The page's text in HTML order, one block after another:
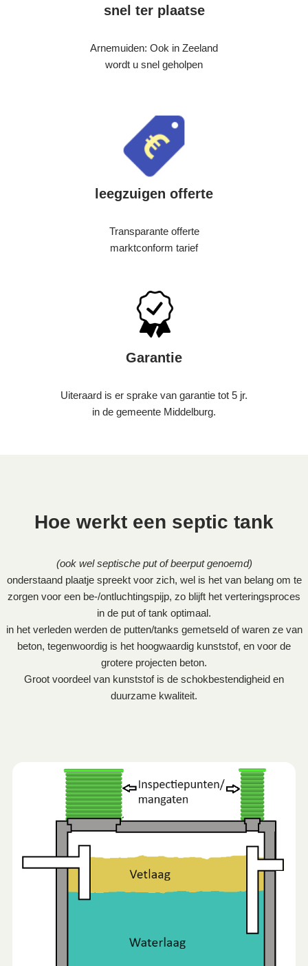
snel ter plaatse
Arnemuiden: Ook in Zeeland
wordt u snel geholpen
leegzuigen offerte
Transparante offerte
marktconform tarief
Garantie
Uiteraard is er sprake van garantie tot 5 jr.
in de gemeente Middelburg.
Hoe werkt een septic tank
(ook wel septische put of beerput genoemd)
onderstaand plaatje spreekt voor zich, wel is het van belang om te
zorgen voor een be-/ontluchtingspijp, zo blijft het verteringsproces
in de put of tank optimaal.
in het verleden werden de putten/tanks gemetseld of waren ze van
beton, tegenwoordig is het hoogwaardig kunststof, en voor de
grotere projecten beton.
Groot voordeel van kunststof is de schokbestendigheid en
duurzame kwaliteit.